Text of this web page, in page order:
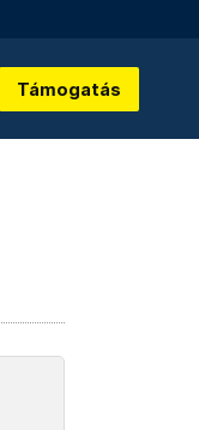
Támogatás